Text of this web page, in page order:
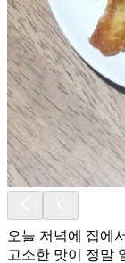
오늘 저녁에 집에
고소한 맛이 정말